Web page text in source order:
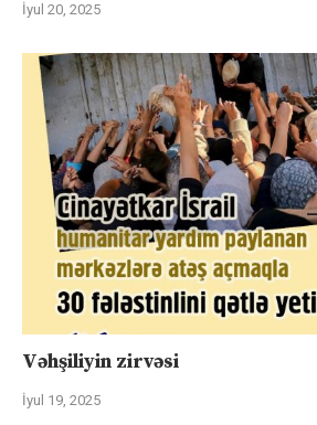
İyul 20, 2025
Vəhşiliyin zirvəsi
İyul 19, 2025